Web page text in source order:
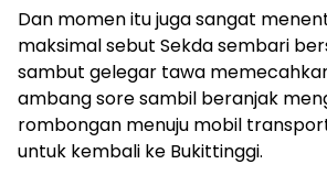
Dan momen itu juga sangat
maksimal sebut Sekda sembari
sambut gelegar tawa
ambang sore sambil beranjak
rombongan menuju mobil
untuk kembali ke Bukittinggi.